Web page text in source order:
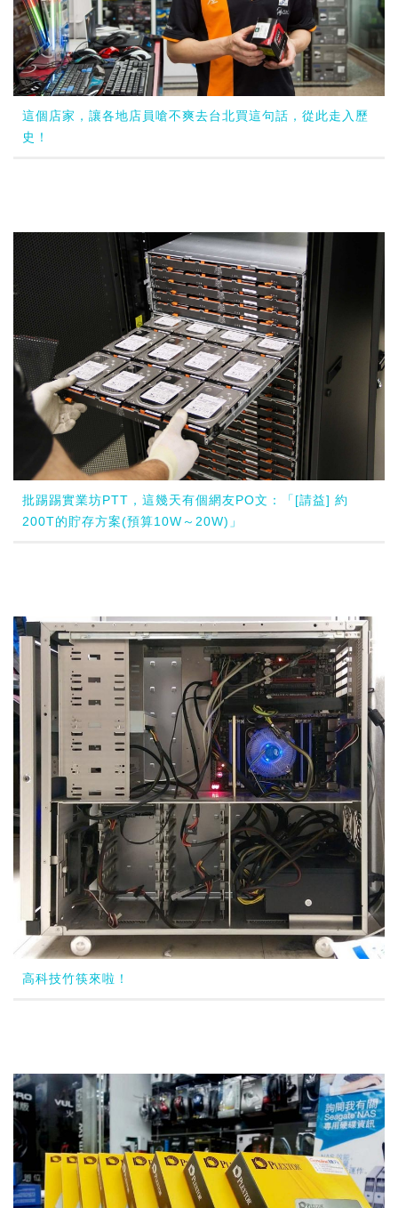
這個店家，讓各地店員嗆不爽去台北買這句話，從此走入歷
史！
批踢踢實業坊PTT，這幾天有個網友PO文：「[請益] 約
200T的貯存方案(預算10W～20W)」
高科技竹筷來啦！